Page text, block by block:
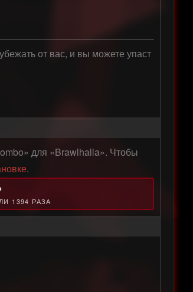
от вас, и вы можете упаст
для «Brawlhalla». Чтобы
.
1394 РАЗА